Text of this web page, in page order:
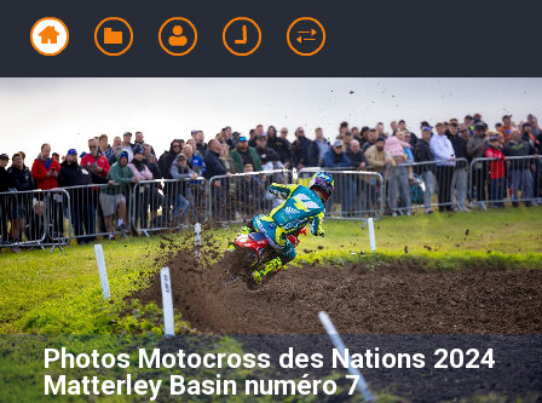
Photos Motocross des Nations 2024
Matterley Basin numéro 7